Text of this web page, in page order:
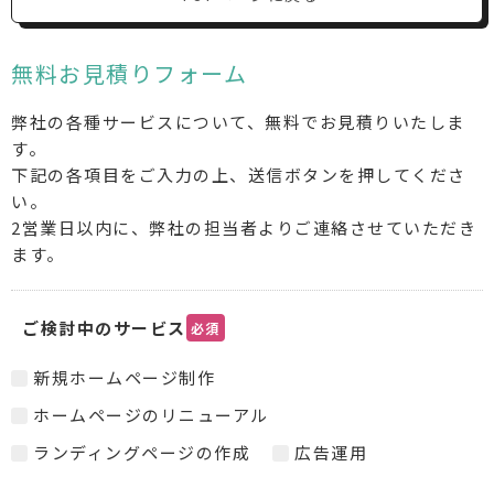
無料お見積りフォーム
弊社の各種サービスについて、無料でお見積りいたしま
す。
下記の各項目をご入力の上、送信ボタンを押してくださ
い。
2営業日以内に、弊社の担当者よりご連絡させていただき
ます。
ご検討中のサービス 必須
新規ホームページ制作
ホームページのリニューアル
ランディングページの作成
広告運用